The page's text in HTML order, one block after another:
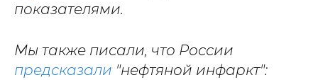
показателями.
Мы также писали, что России
предсказали "нефтяной инфаркт":